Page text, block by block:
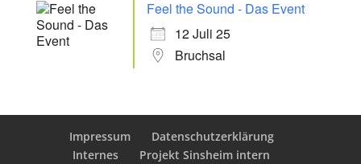
Feel the Sound - Das Event
12 Juli 25
Bruchsal
Impressum
Datenschutzerklärung
Internes
Projekt Sinsheim intern